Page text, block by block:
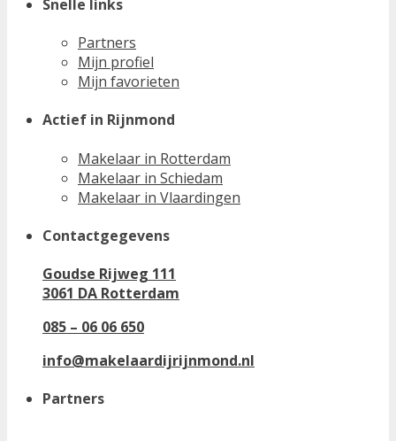
Snelle links
Partners
Mijn profiel
Mijn favorieten
Actief in Rijnmond
Makelaar in Rotterdam
Makelaar in Schiedam
Makelaar in Vlaardingen
Contactgegevens
Goudse Rijweg 111
3061 DA Rotterdam
085 – 06 06 650
info@makelaardijrijnmond.nl
Partners